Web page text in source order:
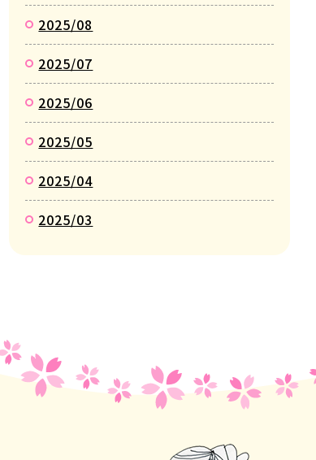
2025/08
2025/07
2025/06
2025/05
2025/04
2025/03